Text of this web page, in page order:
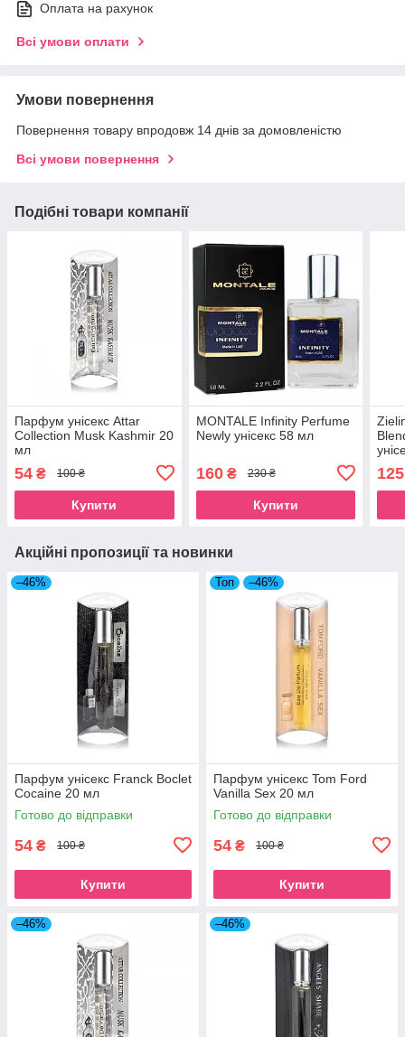
Оплата на рахунок
Всі умови оплати
Умови повернення
Повернення товару впродовж 14 днів за домовленістю
Всі умови повернення
Подібні товари компанії
Парфум унісекс Attar
Collection Musk Kashmir 20
мл
54 ₴ 100 ₴
Купити
MONTALE Infinity Perfume
Newly унісекс 58 мл
160₴ 230 ₴
Купити
125
Акційні пропозиції та новинки
–46%
Парфум унісекс Franck Boclet
Cocaine 20 мл
Готово до відправки
54 ₴ 100 ₴
Купити
Топ –46%
Парфум унісекс Tom Ford
Vanilla Sex 20 мл
Готово до відправки
54 ₴ 100 ₴
Купити
–46% –46%